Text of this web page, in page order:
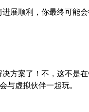
展顺利，你最终可能
方案了！不，这不是
虚拟伙伴一起玩。